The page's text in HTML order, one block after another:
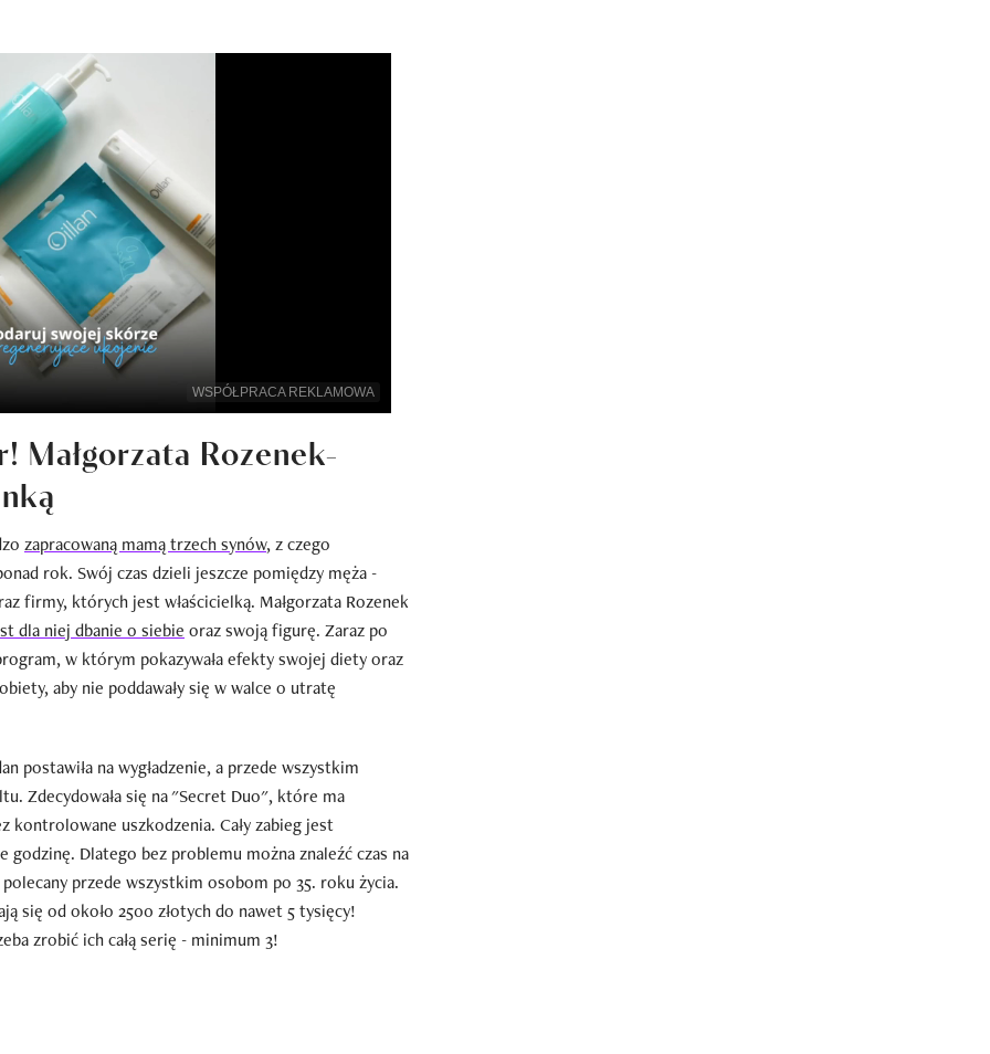
WSPÓŁPRACA REKLAMOWA
Małgorzata Rozenek-
zapracowaną mamą trzech synów, z czego
rok. Swój czas dzieli jeszcze pomiędzy męża -
firmy, których jest właścicielką. Małgorzata Rozenek
dla niej dbanie o siebie oraz swoją figurę. Zaraz po
w którym pokazywała efekty swojej diety oraz
aby nie poddawały się w walce o utratę
postawiła na wygładzenie, a przede wszystkim
Zdecydowała się na "Secret Duo", które ma
kontrolowane uszkodzenia. Cały zabieg jest
Dlatego bez problemu można znaleźć czas na
przede wszystkim osobom po 35. roku życia.
się od około 2500 złotych do nawet 5 tysięcy!
zrobić ich całą serię - minimum 3!